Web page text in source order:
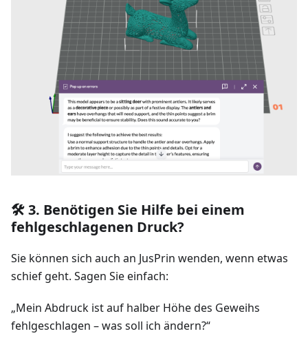
🛠️ 3. Benötigen Sie Hilfe bei einem
fehlgeschlagenen Druck?
Sie können sich auch an JusPrin wenden, wenn etwas
schief geht. Sagen Sie einfach:
„Mein Abdruck ist auf halber Höhe des Geweihs
fehlgeschlagen – was soll ich ändern?“